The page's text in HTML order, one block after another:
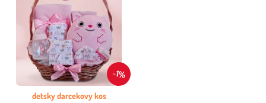
1%
detsky darcekovy kos